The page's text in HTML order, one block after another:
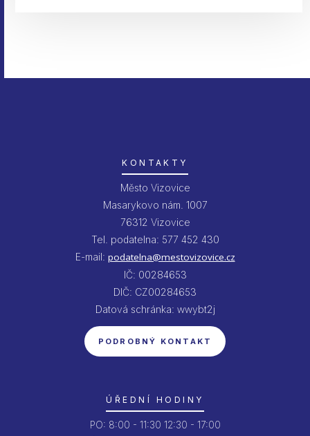
KONTAKTY
Město Vizovice
Masarykovo nám. 1007
76312 Vizovice
Tel. podatelna: 577 452 430
E-mail: podatelna@mestovizovice.cz
IČ: 00284653
DIČ: CZ00284653
Datová schránka: wwybt2j
PODROBNÝ KONTAKT
ÚŘEDNÍ HODINY
PO: 8:00 - 11:30 12:30 - 17:00